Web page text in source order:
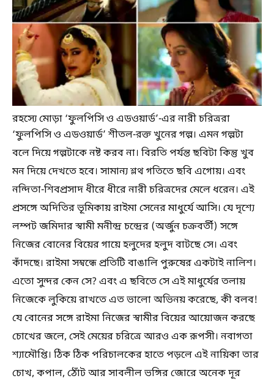
রহস্যে মোড়া ‘ফুলপিসি ও এডওয়ার্ড’-এর নারী চরিত্ররা
‘ফুলপিসি ও এডওয়ার্ড’ শীতল-রক্ত খুনের গল্প। এমন গল্পটা
বলে দিয়ে গল্পটাকে নষ্ট করব না। বিরতি পর্যন্ত ছবিটা কিন্তু খুব
মন দিয়ে দেখতে হবে। সামান্য শ্লথ গতিতে ছবি এগোয়। এবং
নন্দিতা-শিবপ্রসাদ ধীরে ধীরে নারী চরিত্রদের মেলে ধরেন। এই
প্রসঙ্গে অদিতির ভূমিকায় রাইমা সেনের মাধুর্যে আসি। যে দৃশ্যে
লম্পট জমিদার স্বামী মনীন্দ্র চন্দ্রের (অর্জুন চক্রবর্তী) সঙ্গে
নিজের বোনের বিয়ের গায়ে হলুদের হলুদ বাটছে সে। এবং
কাঁদছে। রাইমা সম্বন্ধে প্রতিটি বাঙালি পুরুষের একটাই নালিশ।
এতো সুন্দর কেন সে? এবং এ ছবিতে সে এই মাধুর্যের তলায়
নিজেকে লুকিয়ে রাখতে এত ভালো অভিনয় করেছে, কী বলব!
যে বোনের সঙ্গে রাইমা নিজের স্বামীর বিয়ের আয়োজন করছে
চোখের জলে, সেই মেয়ের চরিত্রে আরও এক রূপসী। নবাগতা
শ্যামৌপ্তি। ঠিক ঠিক পরিচালকের হাতে পড়লে এই নায়িকা তার
চোখ, কপাল, ঠোঁট আর সাবলীল ভঙ্গির জোরে অনেক দূর